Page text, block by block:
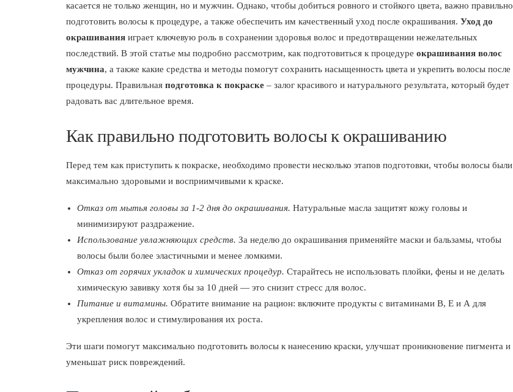
касается не только женщин, но и мужчин. Однако, чтобы добиться ровного и стойкого цвета, важно правильно
подготовить волосы к процедуре, а также обеспечить им качественный уход после окрашивания. Уход до
окрашивания играет ключевую роль в сохранении здоровья волос и предотвращении нежелательных
последствий. В этой статье мы подробно рассмотрим, как подготовиться к процедуре окрашивания волос
мужчина, а также какие средства и методы помогут сохранить насыщенность цвета и укрепить волосы после
процедуры. Правильная подготовка к покраске – залог красивого и натурального результата, который будет
радовать вас длительное время.
Как правильно подготовить волосы к окрашиванию
Перед тем как приступить к покраске, необходимо провести несколько этапов подготовки, чтобы волосы были
максимально здоровыми и восприимчивыми к краске.
Отказ от мытья головы за 1-2 дня до окрашивания. Натуральные масла защитят кожу головы и
минимизируют раздражение.
Использование увлажняющих средств. За неделю до окрашивания применяйте маски и бальзамы, чтобы
волосы были более эластичными и менее ломкими.
Отказ от горячих укладок и химических процедур. Старайтесь не использовать плойки, фены и не делать
химическую завивку хотя бы за 10 дней — это снизит стресс для волос.
Питание и витамины. Обратите внимание на рацион: включите продукты с витаминами В, Е и А для
укрепления волос и стимулирования их роста.
Эти шаги помогут максимально подготовить волосы к нанесению краски, улучшат проникновение пигмента и
уменьшат риск повреждений.